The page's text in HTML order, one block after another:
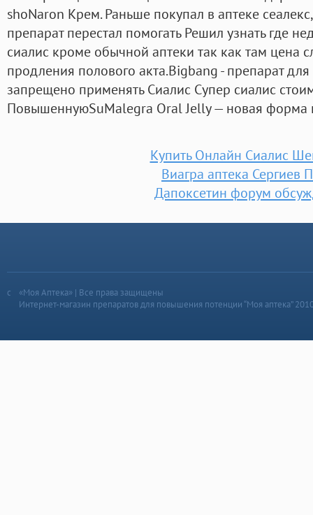
shoNaron Крем. Раньше покупал в аптеке
препарат перестал помогать Решил узнать где
сиалис кроме обычной аптеки так как там цена
продления полового акта.Bigbang - препарат
запрещено применять Сиалис Супер сиалис
ПовышеннуюSuMalegra Oral Jelly — новая форма
Купить Онлайн Сиалис
Виагра аптека Сергиев
Дапоксетин форум
«Моя Аптека» | Все права защищены
Интернет-магазин препаратов для повышения потенции “Моя аптека”